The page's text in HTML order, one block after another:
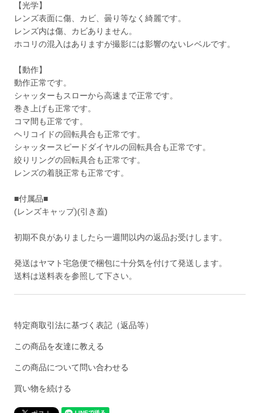
【光学】
レンズ表面に傷、カビ、曇り等なく綺麗です。
レンズ内は傷、カビありません。
ホコリの混入はありますが撮影には影響のないレベルです。
【動作】
動作正常です。
シャッターもスローから高速まで正常です。
巻き上げも正常です。
コマ間も正常です。
ヘリコイドの回転具合も正常です。
シャッタースピードダイヤルの回転具合も正常です。
絞りリングの回転具合も正常です。
レンズの着脱正常も正常です。
■付属品■
(レンズキャップ)(引き蓋)
初期不良がありましたら一週間以内の返品お受けします。
発送はヤマト宅急便で梱包に十分気を付けて発送します。
送料は送料表を参照して下さい。
特定商取引法に基づく表記（返品等）
この商品を友達に教える
この商品について問い合わせる
買い物を続ける